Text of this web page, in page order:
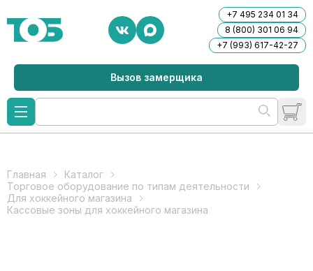
+7 495 234 01 34
8 (800) 301 06 94
+7 (993) 617-42-27
Вызов замерщика
Главная
Каталог
Торговое оборудование по типам деятельности
Для хоккейного магазина
Кассовые зоны для хоккейного магазина